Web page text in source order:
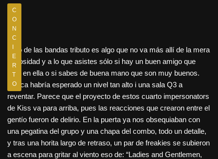
C
O
N
C
I
E
R
T
O
Esto de las bandas tributo es algo que no va más allí de la mera
curiosidad y a lo que asistes sólo si hay un buen amigo que
toca en ella o si sabes de buena mano que son muy buenos.
Nunca habría esperado un nivel tan alto i una sala Q3 a
reventar. Parece que el proyecto de estos cuarto impersonators
de Kiss va para arriba, pues las reacciones que crearon entre el
gentío fueron de delirio. En la puerta ya nos obsequiaban con
una pegatina del grupo y una chapa del combo, todo un detalle,
y tras una horita largo de retraso, un par de freakies se subieron
a escena para gritar al viento eso de: “Ladies and Gentlemen,